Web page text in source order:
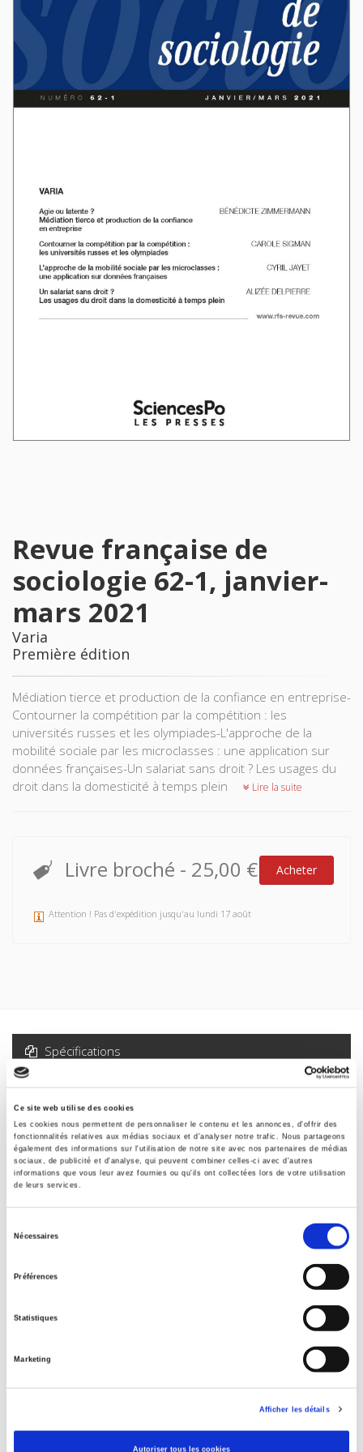
Ce site web utilise des cookies
Les cookies nous permettent de personnaliser le contenu et les annonces, d'offrir des
fonctionnalités relatives aux médias sociaux et d'analyser notre trafic. Nous partageons
également des informations sur l'utilisation de notre site avec nos partenaires de médias
sociaux, de publicité et d'analyse, qui peuvent combiner celles-ci avec d'autres
informations que vous leur avez fournies ou qu'ils ont collectées lors de votre utilisation
de leurs services.
Nécessaires
Préférences
Statistiques
Marketing
Afficher les détails
Autoriser tous les cookies
Revue française de
sociologie 62-1, janvier-
mars 2021
Varia
Première édition
Médiation tierce et production de la confiance en entreprise-
Contourner la compétition par la compétition : les
universités russes et les olympiades-L'approche de la
mobilité sociale par les microclasses : une application sur
données françaises-Un salariat sans droit ? Les usages du
droit dans la domesticité à temps plein
Lire la suite
Livre broché - 25,00 € Acheter
Attention ! Pas d'expédition jusqu'au lundi 17 août
Spécifications
Formats
Sommaire
Spécifications
Presses de Sciences Po
français
Internet Hierarchy>Sociologie>Sociologie générale